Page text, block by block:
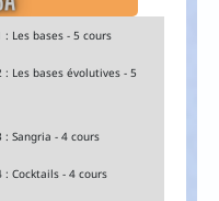
: Les bases - 5 cours
: Les bases évolutives - 5
: Sangria - 4 cours
: Cocktails - 4 cours